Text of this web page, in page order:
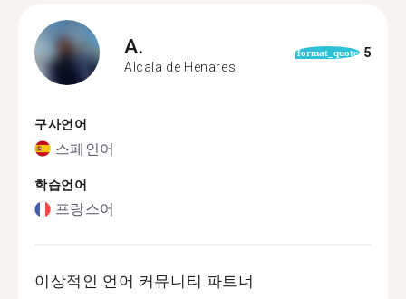
A.
Alcala de Henares
format_quote 5
구사언어
스페인어
학습언어
프랑스어
이상적인 언어 커뮤니티 파트너